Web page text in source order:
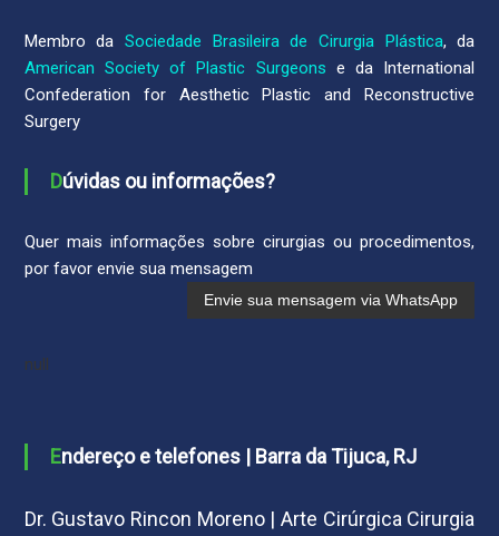
Membro daSociedade Brasileira de Cirurgia Plástica, da
American Society of Plastic Surgeons e da International
Confederation for Aesthetic Plastic and Reconstructive
Surgery
Dúvidas ou informações?
Quer mais informações sobre cirurgias ou procedimentos,
por favor envie sua mensagem
null
Endereço e telefones | Barra da Tijuca, RJ
Dr. Gustavo Rincon Moreno | Arte Cirúrgica Cirurgia